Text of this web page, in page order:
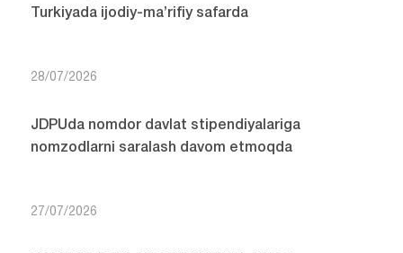
Turkiyada ijodiy-ma’rifiy safarda
28/07/2026
JDPUda nomdor davlat stipendiyalariga
nomzodlarni saralash davom etmoqda
27/07/2026